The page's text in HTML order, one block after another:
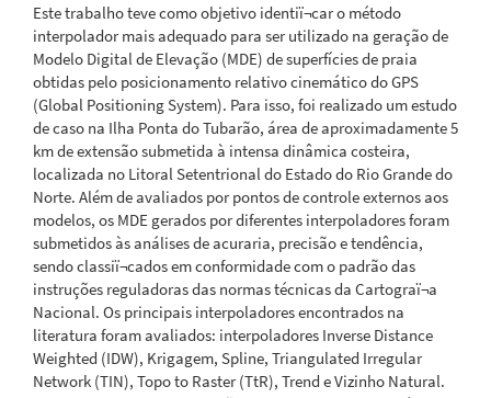
Este trabalho teve como objetivo identiï¬car o método
interpolador mais adequado para ser utilizado na geração de
Modelo Digital de Elevação (MDE) de superfícies de praia
obtidas pelo posicionamento relativo cinemático do GPS
(Global Positioning System). Para isso, foi realizado um estudo
de caso na Ilha Ponta do Tubarão, área de aproximadamente 5
km de extensão submetida à intensa dinâmica costeira,
localizada no Litoral Setentrional do Estado do Rio Grande do
Norte. Além de avaliados por pontos de controle externos aos
modelos, os MDE gerados por diferentes interpoladores foram
submetidos às análises de acuraria, precisão e tendência,
sendo classiï¬cados em conformidade com o padrão das
instruções reguladoras das normas técnicas da Cartograï¬a
Nacional. Os principais interpoladores encontrados na
literatura foram avaliados: interpoladores Inverse Distance
Weighted (IDW), Krigagem, Spline, Triangulated Irregular
Network (TIN), Topo to Raster (TtR), Trend e Vizinho Natural.